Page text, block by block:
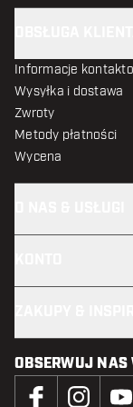
Informacje
Wysyłka i dostawa
Zwroty
Metody płatności
Wycena
OBSERWUJ NAS